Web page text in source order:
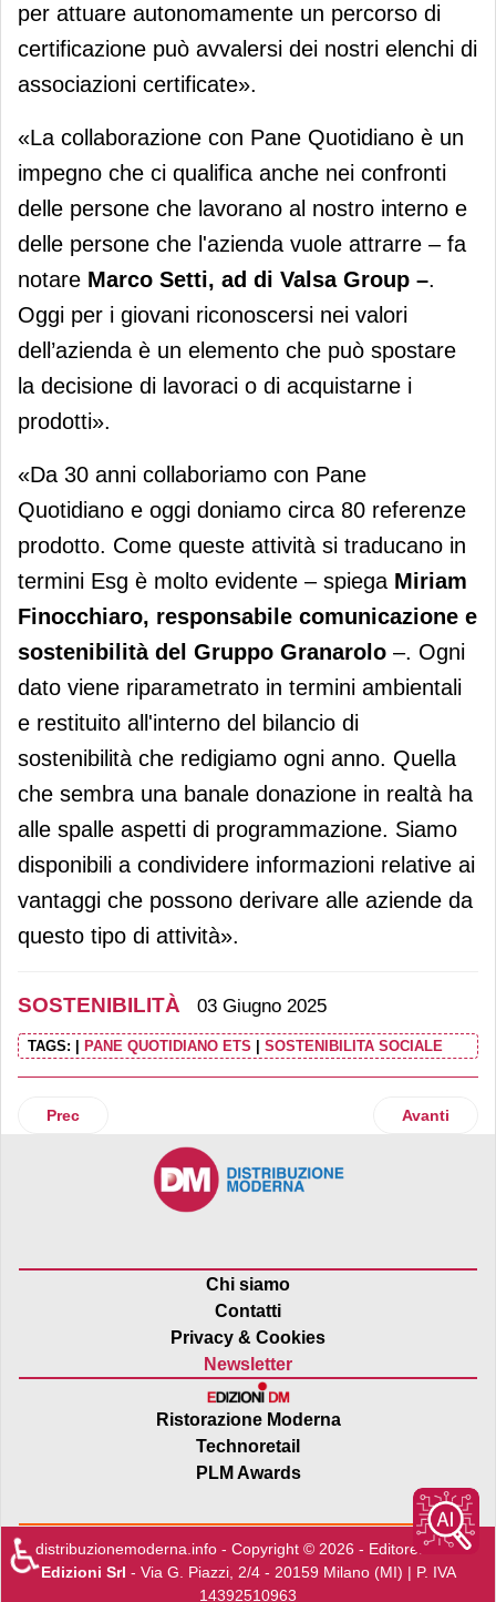
per attuare autonomamente un percorso di
certificazione può avvalersi dei nostri elenchi di
associazioni certificate».
«La collaborazione con Pane Quotidiano è un
impegno che ci qualifica anche nei confronti
delle persone che lavorano al nostro interno e
delle persone che l'azienda vuole attrarre – fa
notare Marco Setti, ad di Valsa Group –.
Oggi per i giovani riconoscersi nei valori
dell’azienda è un elemento che può spostare
la decisione di lavoraci o di acquistarne i
prodotti».
«Da 30 anni collaboriamo con Pane
Quotidiano e oggi doniamo circa 80 referenze
prodotto. Come queste attività si traducano in
termini Esg è molto evidente – spiega Miriam
Finocchiaro, responsabile comunicazione e
sostenibilità del Gruppo Granarolo –. Ogni
dato viene riparametrato in termini ambientali
e restituito all'interno del bilancio di
sostenibilità che redigiamo ogni anno. Quella
che sembra una banale donazione in realtà ha
alle spalle aspetti di programmazione. Siamo
disponibili a condividere informazioni relative ai
vantaggi che possono derivare alle aziende da
questo tipo di attività».
SOSTENIBILITÀ 03 Giugno 2025
TAGS: PANE QUOTIDIANO ETS SOSTENIBILITA SOCIALE
Articolo precedente: Morìa del kiwi, Zespri investe in Italia
Prec Articolo
Avanti
Chi siamo
Contatti
Privacy & Cookies
Newsletter
Ristorazione Moderna
Technoretail
PLM Awards
distribuzionemoderna.info - Copyright © 2026 - Editore:Edra
Edizioni Srl - Via G. Piazzi, 2/4 - 20159 Milano (MI) | P. IVA
14392510963